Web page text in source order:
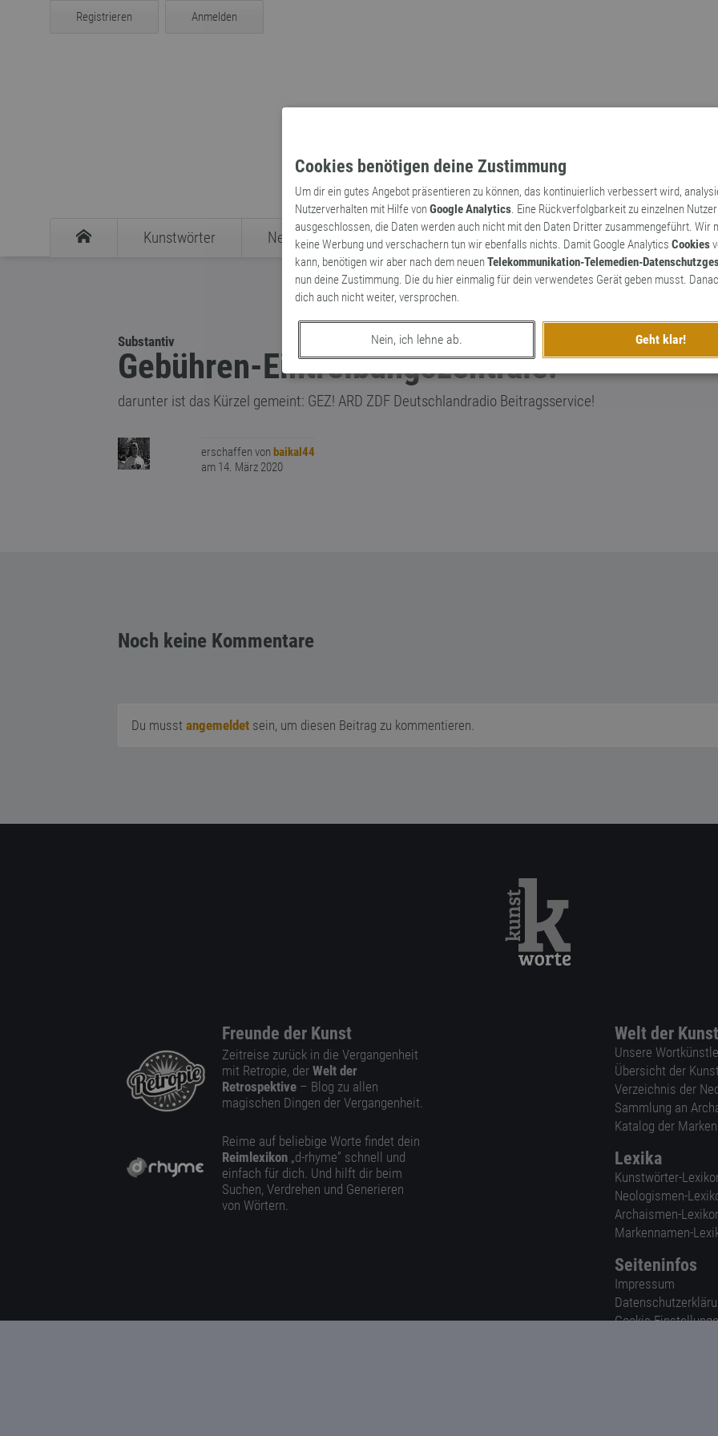
Cookies benötigen deine Zustimmung
Um dir ein gutes Angebot präsentieren zu können, das kontinuierlich verbessert wird,
Nutzerverhalten mit Hilfe vonGoogle Analytics. Eine Rückverfolgbarkeit zu einzelnen
ausgeschlossen, die Daten werden auch nicht mit den Daten Dritter zusammengeführt. Wir
keine Werbung und verschachern tun wir ebenfalls nichts. Damit Google Analytics Cookies
kann, benötigen wir aber nach dem neuenTelekommunikation-Telemedien-
nun deine Zustimmung. Die du hier einmalig für dein verwendetes Gerät geben musst.
dich auch nicht weiter, versprochen.
Nein, ich lehne ab. Geht klar!
Registrieren Anmelden
Kunstwörter Neologismen Archaismen Markennamen
Substantiv
Gebühren-Eintreibungszentrale!
darunter ist das Kürzel gemeint: GEZ! ARD ZDF Deutschlandradio Beitragsservice!
erschaffen von baikal44
am 14. März 2020
Noch keine Kommentare
Du musst angemeldet sein, um diesen Beitrag zu kommentieren.
Freunde der Kunst
Zeitreise zurück in die Vergangenheit
mit Retropie, der Welt der
Retrospektive – Blog zu allen
magischen Dingen der Vergangenheit.
Reime auf beliebige Worte findet dein
Reimlexikon „d-rhyme” schnell und
einfach für dich. Und hilft dir beim
Suchen, Verdrehen und Generieren
von Wörtern.
Welt der
Unsere
Übersicht der
Verzeichnis der
Sammlung an
Katalog der
Lexika
Kunstwörter-
Neologismen-
Archaismen-
Markennamen-
Seiteninfos
Impressum
Cookie-